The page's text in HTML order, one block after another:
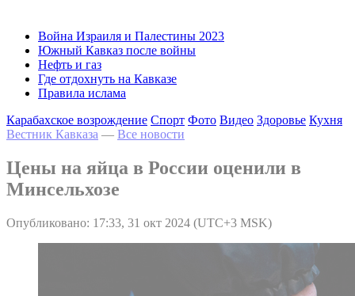
Война Израиля и Палестины 2023
Южный Кавказ после войны
Нефть и газ
Где отдохнуть на Кавказе
Правила ислама
Карабахское возрождение Спорт Фото Видео Здоровье Кухня
Вестник Кавказа — Все новости
Цены на яйца в России оценили в
Минсельхозе
Опубликовано: 17:33, 31 окт 2024 (UTC+3 MSK)